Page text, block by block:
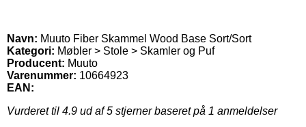
Navn: Muuto Fiber Skammel Wood Base Sort/Sort
Kategori: Møbler > Stole > Skamler og Puf
Producent: Muuto
Varenummer: 10664923
EAN:
Vurderet til 4.9 ud af 5 stjerner baseret på 1 anmeldelser